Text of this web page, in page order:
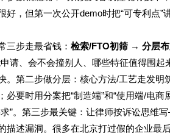
好，但第一次公开demo时把“可专利点”
三步走最省钱： 检索/FTO初筛 → 分层
请、会不会撞别人、哪些特征值得围
。第二步做分层：核心方法/工艺走发
必要时用分案把“制造端”和“使用端/电
”。第三步最关键：让律师按诉讼思
描述漏洞。很多在北京打过假的企业最